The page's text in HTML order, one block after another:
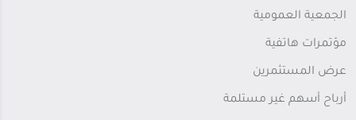
الجمعية العمومية
مؤتمرات هاتفية
عرض المستثمرين
أرباح أسهم غير مستلمة